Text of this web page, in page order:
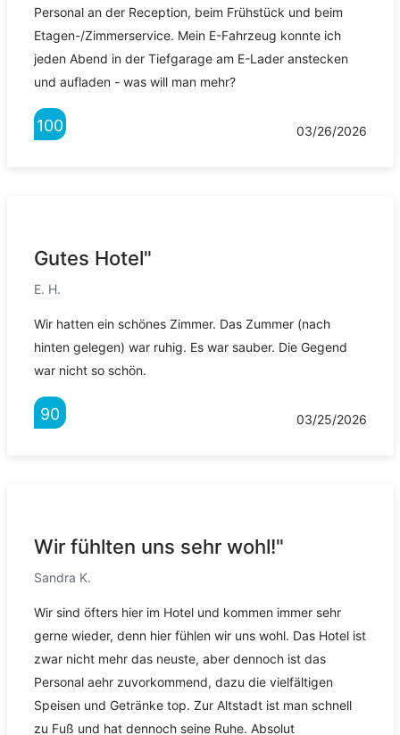
Personal an der Reception, beim Frühstück und beim
Etagen-/Zimmerservice. Mein E-Fahrzeug konnte ich
jeden Abend in der Tiefgarage am E-Lader anstecken
und aufladen - was will man mehr?
100 03/26/2026
Gutes Hotel"
E. H.
Wir hatten ein schönes Zimmer. Das Zummer (nach
hinten gelegen) war ruhig. Es war sauber. Die Gegend
war nicht so schön.
90 03/25/2026
Wir fühlten uns sehr wohl!"
Sandra K.
Wir sind öfters hier im Hotel und kommen immer sehr
gerne wieder, denn hier fühlen wir uns wohl. Das Hotel ist
zwar nicht mehr das neuste, aber dennoch ist das
Personal aehr zuvorkommend, dazu die vielfältigen
Speisen und Getränke top. Zur Altstadt ist man schnell
zu Fuß und hat dennoch seine Ruhe. Absolut